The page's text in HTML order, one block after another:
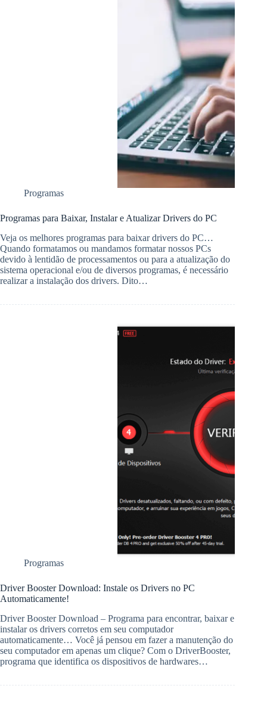
Programas
Programas para Baixar, Instalar e Atualizar Drivers do PC
Veja os melhores programas para baixar drivers do PC…
Quando formatamos ou mandamos formatar nossos PCs
devido à lentidão de processamentos ou para a atualização do
sistema operacional e/ou de diversos programas, é necessário
realizar a instalação dos drivers. Dito…
Programas
Driver Booster Download: Instale os Drivers no PC
Automaticamente!
Driver Booster Download – Programa para encontrar, baixar e
instalar os drivers corretos em seu computador
automaticamente… Você já pensou em fazer a manutenção do
seu computador em apenas um clique? Com o DriverBooster,
programa que identifica os dispositivos de hardwares…